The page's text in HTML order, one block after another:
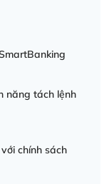
năng tách lệnh
chính sách